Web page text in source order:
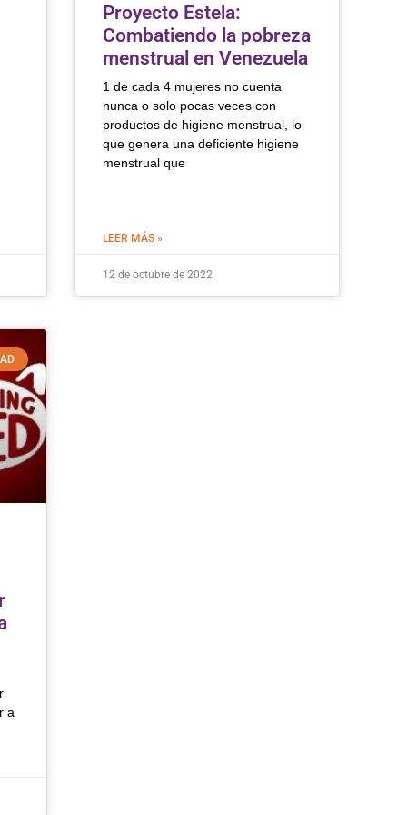
Proyecto Estela:
Combatiendo la pobreza
menstrual en Venezuela
1 de cada 4 mujeres no cuenta
nunca o solo pocas veces con
productos de higiene menstrual, lo
que genera una deficiente higiene
menstrual que
LEER MÁS »
12 de octubre de 2022
a